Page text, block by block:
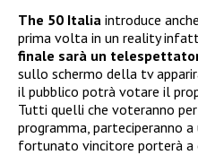
The 50 Italia introduce
prima volta in un reality
finale sarà un
sullo schermo della tv
il pubblico potrà votare il
Tutti quelli che voteranno
programma, parteciperanno a
fortunato vincitore porterà a